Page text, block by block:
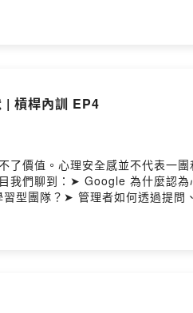
，原來可以這樣想！）
| 槓桿內訓 EP4
了價值。心理安全感並不代表一
我們聊到：➤ Google 為什麼認
型團隊？➤ 管理者如何透過提
comments●用輕